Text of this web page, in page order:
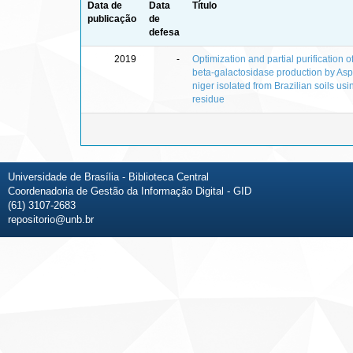
Data de
publicação
Data
de
defesa
Título
2019 -
Optimization and partial purification of
beta‑galactosidase production by
niger isolated from Brazilian soils
residue
Universidade de Brasília - Biblioteca Central
Coordenadoria de Gestão da Informação Digital - GID
(61) 3107-2683
repositorio@unb.br